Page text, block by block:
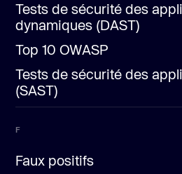
Tests de sécurité des
dynamiques (DAST)
Top 10 OWASP
Tests de sécurité des
(SAST)
F
Faux positifs